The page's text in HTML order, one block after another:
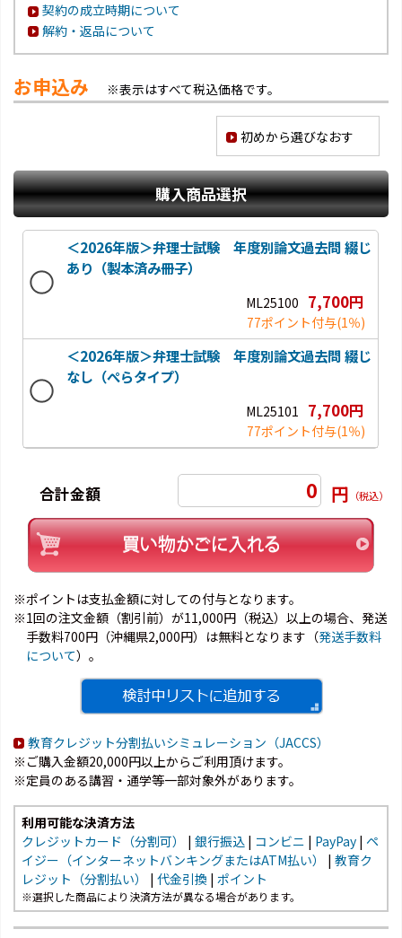
契約の成立時期について
解約・返品について
お申込み ※表示はすべて税込価格です。
初めから選びなおす
購入商品選択
＜2026年版＞弁理士試験 年度別論文過去問 綴じ
あり（製本済み冊子）
ML25100 7,700円
77ポイント付与(1％)
＜2026年版＞弁理士試験 年度別論文過去問 綴じ
なし（ぺらタイプ）
ML25101 7,700円
77ポイント付与(1％)
合計金額 0 円 （税込）
※ポイントは支払金額に対しての付与となります。
※1回の注文金額（割引前）が11,000円（税込）以上の場合、発送
手数料700円（沖縄県2,000円）は無料となります（発送手数料
について）。
教育クレジット分割払いシミュレーション（JACCS）
※ご購入金額20,000円以上からご利用頂けます。
※定員のある講習・通学等一部対象外があります。
利用可能な決済方法
クレジットカード（分割可）
| 銀行振込 | コンビニ | PayPay | ペ
イジー（インターネットバンキングまたはATM払い）
| 教育ク
レジット（分割払い）
| 代金引換 | ポイント
※選択した商品により決済方法が異なる場合があります。